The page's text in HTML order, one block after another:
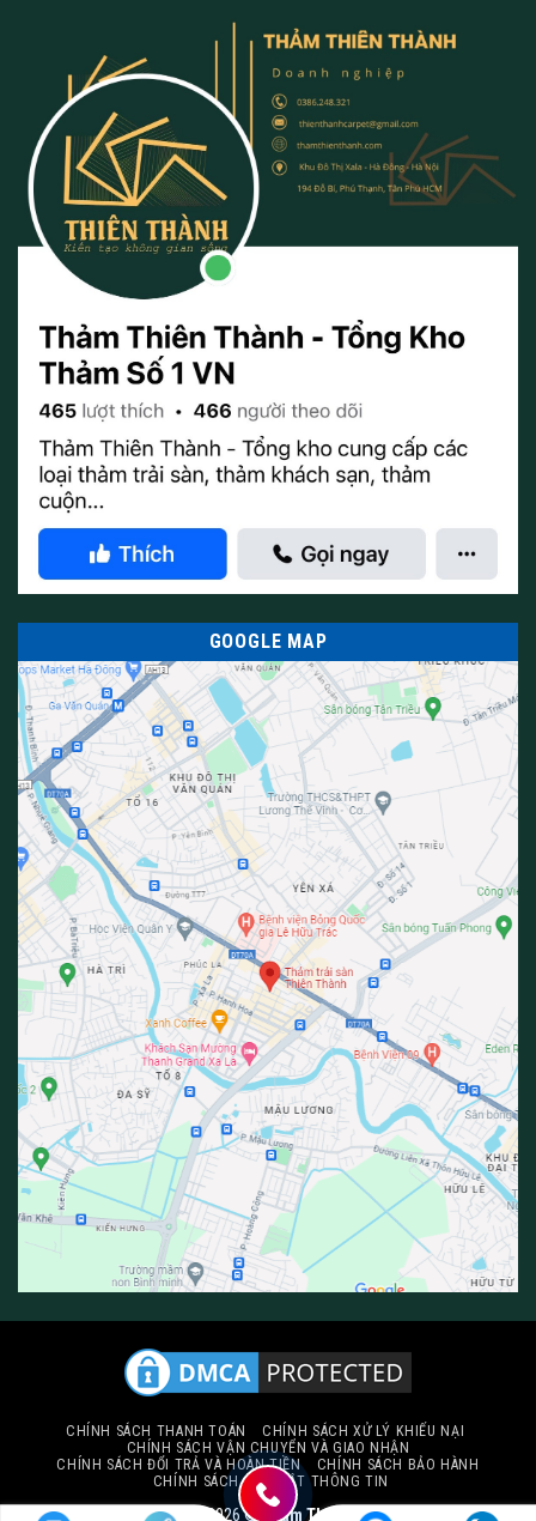
Chất liệu làm thảm cuộn
Thảm cuộn là sản phẩm từ chất liệu chính là nhựa PVC và 100%
PP. Những loại thảm cuộn thường có độ dày từ 5,5mm -7mm
sẽ giúp bạn tạo được chất lượng cho thảm không bị xẹp, lún và
có khả năng cách nhiệt tốt nhất.
Ngoài ra khi bạn lựa chọn thảm cuộn thì chắc chắn sẽ có độ
bền cao hơn với những tấm thảm ghép hoặc thảm lông cừu.
Bên cạnh đó thảm cuộn còn có khả năng bị chống sờn, bung
sợi thảm vì thế chúng ta cần phải cẩn thận khi lựa chọn thảm.
Ngoài ra, thảm cuộn còn có mẫu mã, hoa văn đa dạng thích hợp
với từng không gian văn phòng
THẢM THIÊN THÀNH– có sẵn mẫu thảm tại Hà Nội mọi người
có nhu cầu mua hoặc muốn biết thêm nhiều thông tin hơn về
sản phẩm xin vui lòng liên hệ qua số điện thoại hoặc qua zalo
???? ??? ???.
0/5 (0 Reviews)
0/5(0 Reviews)
0/5(0 Reviews)
GOOGLE MAP
CHÍNH SÁCH THANH TOÁN
CHÍNH SÁCH XỬ LÝ KHIẾU NẠI
CHÍNH SÁCH VẬN CHUYỂN VÀ GIAO NHẬN
CHÍNH SÁCH ĐỔI TRẢ VÀ HOÀN TIỀN
CHÍNH SÁCH BẢO HÀNH
CHÍNH SÁCH BẢO MẬT THÔNG TIN
Copyright 2026 © Thảm Thiên Thành